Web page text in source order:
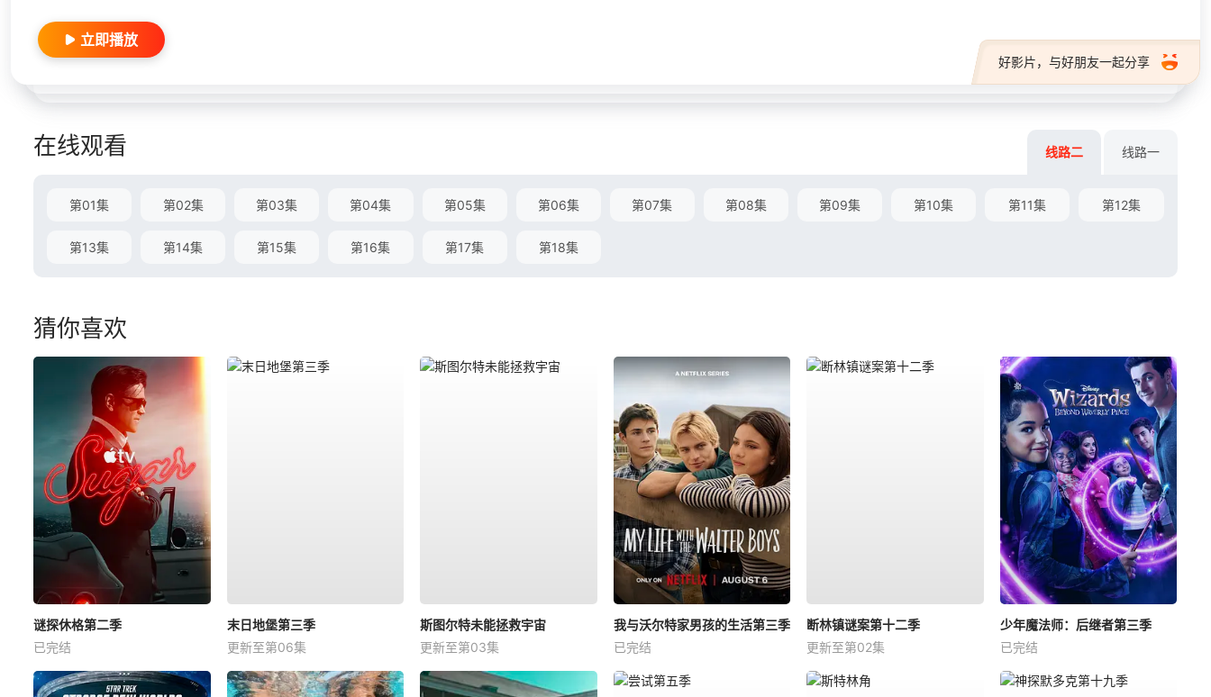
好影片，与好朋友一起分享
立即播放
在线观看 线路二 线路一
第01集 第02集 第03集 第04集 第05集 第06集 第07集 第08集 第09集 第10集 第11集 第12集
第13集 第14集 第15集 第16集 第17集 第18集
猜你喜欢
谜探休格第二季
已完结
末日地堡第三季
更新至第06集
斯图尔特未能拯救宇宙
更新至第03集
我与沃尔特家男孩的生活第三季
已完结
断林镇谜案第十二季
更新至第02集
少年魔法师：后继者第三季
已完结